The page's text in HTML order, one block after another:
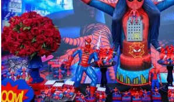
252 0